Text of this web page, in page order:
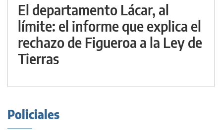
El departamento Lácar, al
límite: el informe que explica el
rechazo de Figueroa a la Ley de
Tierras
Policiales